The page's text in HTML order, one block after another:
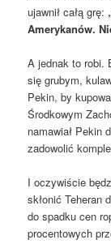
ujawnił całą grę:
Amerykanów.
A jednak to robi.
się grubym,
Pekin, by
Środkowym
namawiał Pekin
zadowolić
I oczywiście
skłonić Teheran
do spadku cen
procentowych